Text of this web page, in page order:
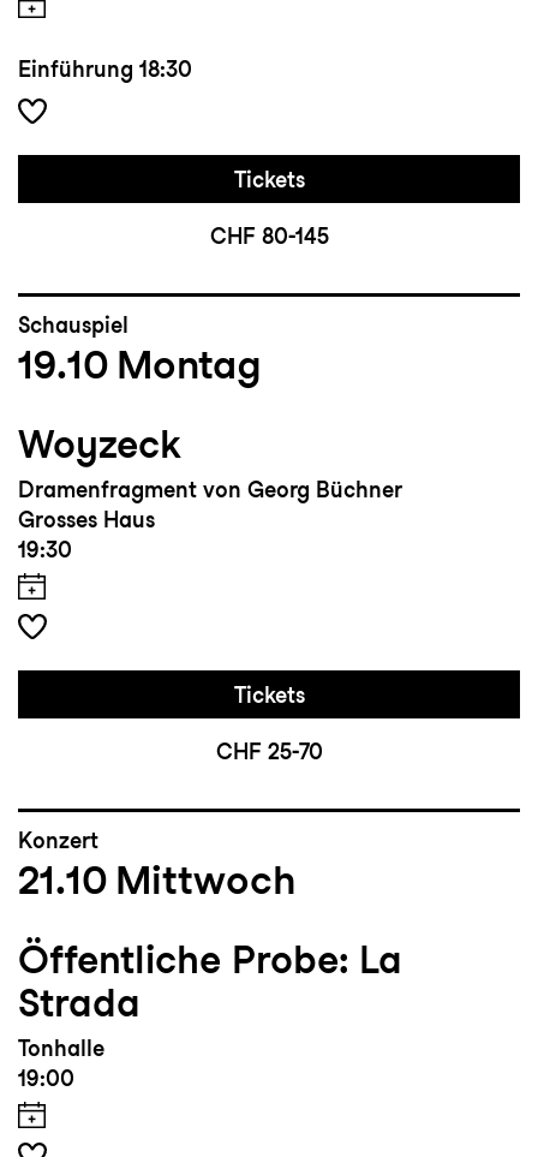
Einführung 18:30
Tickets
CHF 80-145
Schauspiel
19.10 Montag
Woyzeck
Dramenfragment von Georg Büchner
Grosses Haus
19:30
Tickets
CHF 25-70
Konzert
21.10 Mittwoch
Öffentliche Probe: La
Strada
Tonhalle
19:00